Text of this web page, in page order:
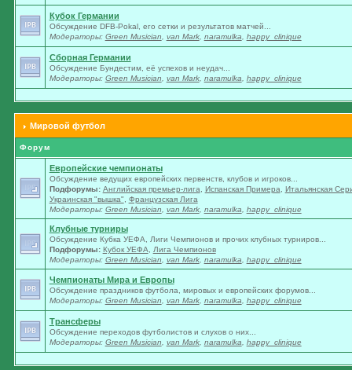
Кубок Германии
Обсуждение DFB-Pokal, его сетки и результатов матчей...
Модераторы: Green Musician van Mark, naramulka happy_clinique
Сборная Германии
Обсуждение Бундестим, её успехов и неудач...
Модераторы: Green Musician van Mark, naramulka happy_clinique
Мировой футбол
Форум
Европейские чемпионаты
Обсуждение ведущих европейских первенств, клубов и игроков...
Подфорумы: Английская премьер-лига Испанская Примера
Итальянская
Украинская "вышка"
Французская Лига
Модераторы: Green Musician van Mark, naramulka happy_clinique
Клубные турниры
Обсуждение Кубка УЕФА, Лиги Чемпионов и прочих клубных турниров...
Подфорумы: Кубок УЕФА
Лига Чемпионов
Модераторы: Green Musician van Mark, naramulka happy_clinique
Чемпионаты Мира и Европы
Обсуждение праздников футбола, мировых и европейских форумов...
Модераторы: Green Musician van Mark, naramulka happy_clinique
Трансферы
Обсуждение переходов футболистов и слухов о них...
Модераторы: Green Musician van Mark, naramulka happy_clinique